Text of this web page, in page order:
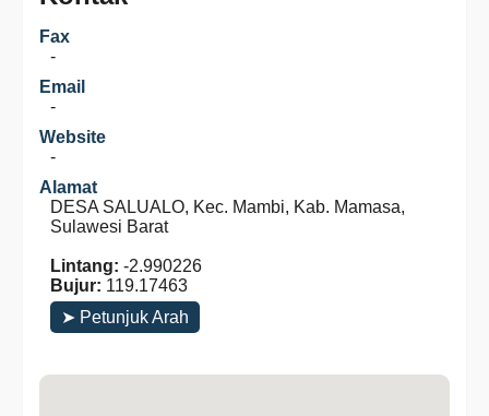
Fax
-
Email
-
Website
-
Alamat
DESA SALUALO, Kec. Mambi, Kab. Mamasa,
Sulawesi Barat
Lintang: -2.990226
Bujur: 119.17463
➤ Petunjuk Arah